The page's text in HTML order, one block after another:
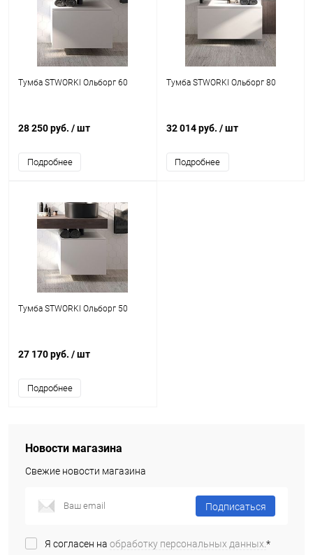
Тумба STWORKI Ольборг 60
28 250 руб. / шт
Подробнее
Тумба STWORKI Ольборг 80
32 014 руб. / шт
Подробнее
Тумба STWORKI Ольборг 50
27 170 руб. / шт
Подробнее
Новости магазина
Свежие новости магазина
Подписаться
Я согласен на обработку персональных данных.*